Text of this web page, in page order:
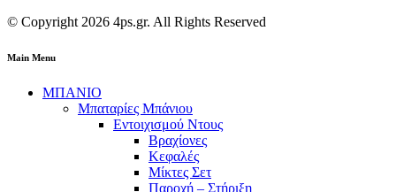
© Copyright 2026 4ps.gr. All Rights Reserved
Main Menu
ΜΠΑΝΙΟ
Μπαταρίες Μπάνιου
Εντοιχισμού Ντους
Βραχίονες
Κεφαλές
Μίκτες Σετ
Παροχή – Στήριξη